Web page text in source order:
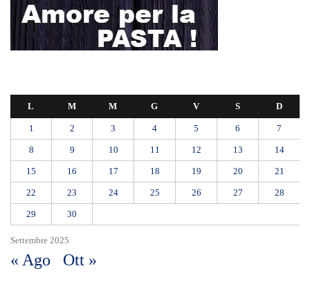
Settembre 2025
L M M G V S D
1 2 3 4 5 6 7
8 9 10 11 12 13 14
15 16 17 18 19 20 21
22 23 24 25 26 27 28
29 30
« Ago Ott »